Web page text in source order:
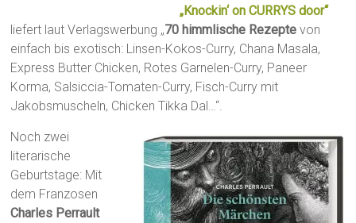
„Knockin‘ on CURRYS door“
liefert laut Verlagswerbung „70 himmlische Rezepte von
einfach bis exotisch: Linsen-Kokos-Curry, Chana Masala,
Express Butter Chicken, Rotes Garnelen-Curry, Paneer
Korma, Salsiccia-Tomaten-Curry, Fisch-Curry mit
Jakobsmuscheln, Chicken Tikka Dal…“.
Noch zwei
literarische
Geburtstage: Mit
dem Franzosen
Charles Perrault